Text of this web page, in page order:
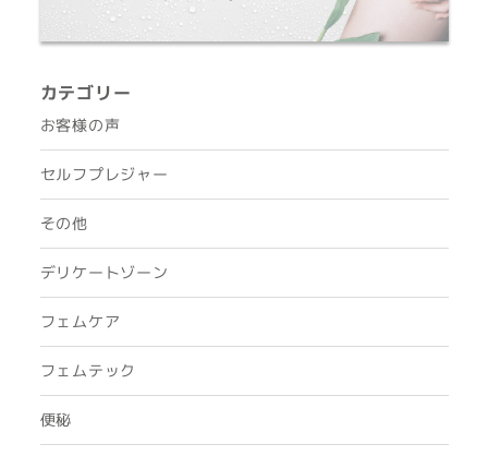
カテゴリー
お客様の声
セルフプレジャー
その他
デリケートゾーン
フェムケア
フェムテック
便秘